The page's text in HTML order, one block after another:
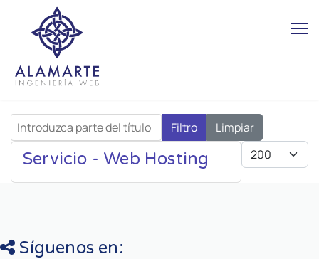
Introduzca parte del título Filtro Limpiar
Cantidad
Servicio - Web Hosting
Síguenos en: